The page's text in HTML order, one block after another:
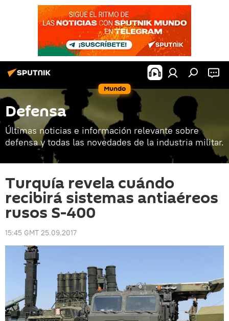
Mundo
Defensa
Últimas noticias e información relevante sobre
defensa y todas las novedades de la industria militar.
Turquía revela cuándo
recibirá sistemas antiaéreos
rusos S-400
15:45 GMT 25.09.2017